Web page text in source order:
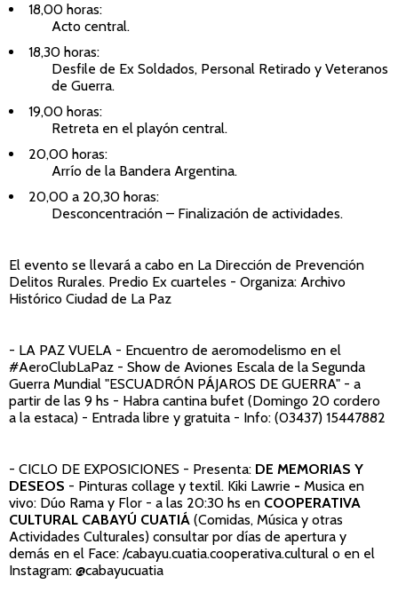
18,00 horas:
Acto central.
18,30 horas:
Desfile de Ex Soldados, Personal Retirado y Veteranos
de Guerra.
19,00 horas:
Retreta en el playón central.
20,00 horas:
Arrío de la Bandera Argentina.
20,00 a 20,30 horas:
Desconcentración – Finalización de actividades.
El evento se llevará a cabo en La Dirección de Prevención
Delitos Rurales. Predio Ex cuarteles - Organiza: Archivo
Histórico Ciudad de La Paz
- LA PAZ VUELA - Encuentro de aeromodelismo en el
#AeroClubLaPaz - Show de Aviones Escala de la Segunda
Guerra Mundial "ESCUADRÓN PÁJAROS DE GUERRA" - a
partir de las 9 hs - Habra cantina bufet (Domingo 20 cordero
a la estaca) - Entrada libre y gratuita - Info: (03437) 15447882
- CICLO DE EXPOSICIONES - Presenta: DE MEMORIAS Y
DESEOS - Pinturas collage y textil. Kiki Lawrie - Musica en
vivo: Dúo Rama y Flor - a las 20:30 hs en COOPERATIVA
CULTURAL CABAYÚ CUATIÁ (Comidas, Música y otras
Actividades Culturales) consultar por días de apertura y
demás en el Face: /cabayu.cuatia.cooperativa.cultural o en el
Instagram: @cabayucuatia